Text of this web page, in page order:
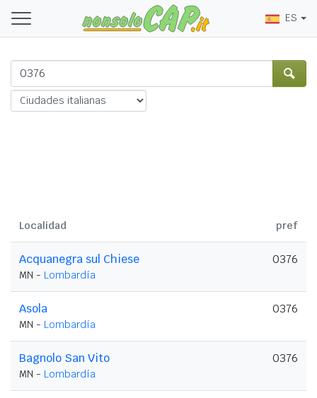
ES
Localidad pref
Acquanegra sul Chiese
MN - Lombardía
0376
Asola
MN - Lombardía
0376
Bagnolo San Vito
MN - Lombardía
0376